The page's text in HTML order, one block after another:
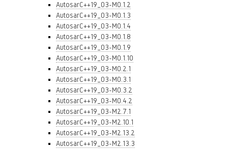
AutosarC++19_03-M0.1.2
AutosarC++19_03-M0.1.3
AutosarC++19_03-M0.1.4
AutosarC++19_03-M0.1.8
AutosarC++19_03-M0.1.9
AutosarC++19_03-M0.1.10
AutosarC++19_03-M0.2.1
AutosarC++19_03-M0.3.1
AutosarC++19_03-M0.3.2
AutosarC++19_03-M0.4.2
AutosarC++19_03-M2.7.1
AutosarC++19_03-M2.10.1
AutosarC++19_03-M2.13.2
AutosarC++19_03-M2.13.3